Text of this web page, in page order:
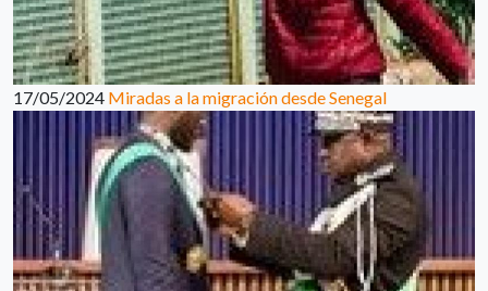
17/05/2024 Miradas a la migración desde Senegal